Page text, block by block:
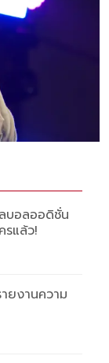
บอลออดิชั่น
แล้ว!
ยงานความ